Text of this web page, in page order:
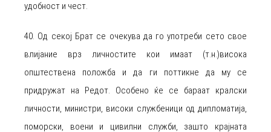
удобност и чест.
40. Од секој Брат се очекува да го употреби сето свое
влијание врз личностите кои имаат (т.н.)висока
општествена положба и да ги поттикне да му се
придружат на Редот. Особено ќе се бараат кралски
личности, министри, високи службеници од дипломатија,
поморски, воени и цивилни служби, зашто крајната